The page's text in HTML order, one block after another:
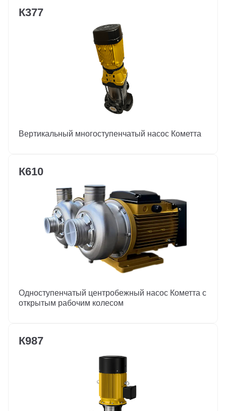
К377
Вертикальный многоступенчатый насос Кометта
К610
Одноступенчатый центробежный насос Кометта с
открытым рабочим колесом
К987